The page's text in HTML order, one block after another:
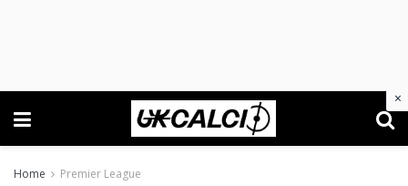
Home Premier League
×